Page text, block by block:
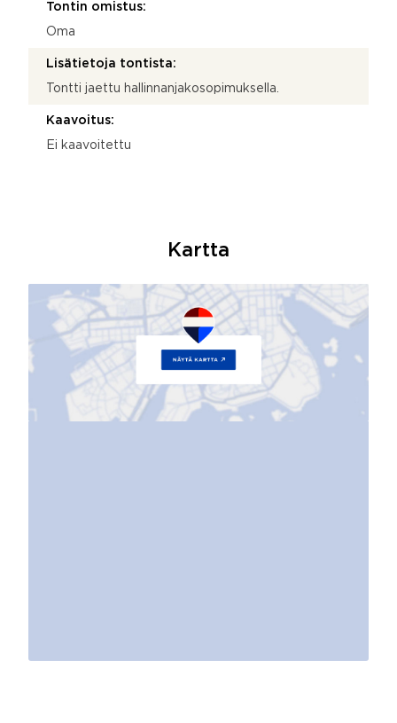
Tontin omistus:
Oma
Lisätietoja tontista:
Tontti jaettu hallinnanjakosopimuksella.
Kaavoitus:
Ei kaavoitettu
Kartta